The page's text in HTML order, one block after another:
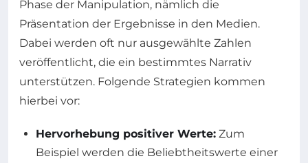
Phase der Manipulation, nämlich die
Präsentation der Ergebnisse in den Medien.
Dabei werden oft nur ausgewählte Zahlen
veröffentlicht, die ein bestimmtes Narrativ
unterstützen. Folgende Strategien kommen
hierbei vor:
Hervorhebung positiver Werte: Zum
Beispiel werden die Beliebtheitswerte einer